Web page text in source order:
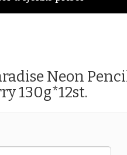
Neon
130g*12st.